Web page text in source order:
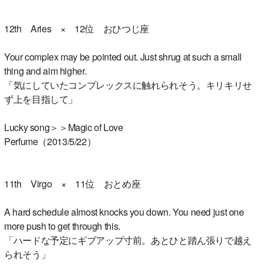
12th Aries × 12位 おひつじ座
Your complex may be pointed out. Just shrug at such a small
thing and aim higher.
「気にしていたコンプレックスに触れられそう。キリキリせ
ず上を目指して」
Lucky song＞＞Magic of Love
Perfume（2013/5/22）
11th Virgo × 11位 おとめ座
A hard schedule almost knocks you down. You need just one
more push to get through this.
「ハードな予定にギブアップ寸前。あとひと踏ん張りで越え
られそう」